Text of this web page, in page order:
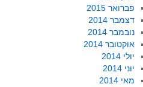
פברואר 2015
דצמבר 2014
נובמבר 2014
אוקטובר 2014
יולי 2014
יוני 2014
מאי 2014